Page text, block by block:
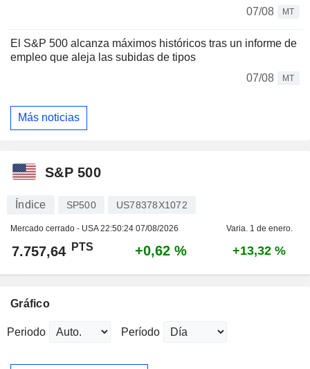
07/08 MT
El S&P 500 alcanza máximos históricos tras un informe de
empleo que aleja las subidas de tipos
07/08
MT
Más noticias
S&P 500
Índice SP500 US78378X1072
Mercado cerrado - USA22:50:24 07/08/2026 Varia. 1 de enero.
7.757,64 PTS +0,62 % +13,32 %
Gráfico
Periodo Período